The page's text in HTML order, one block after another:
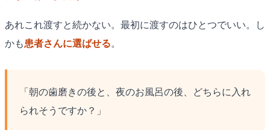
あれこれ渡すと続かない。最初に渡すのはひとつでいい。し
かも患者さんに選ばせる。
「朝の歯磨きの後と、夜のお風呂の後、どちらに入れ
られそうですか？」